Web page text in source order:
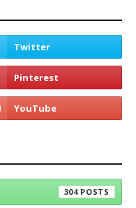
304